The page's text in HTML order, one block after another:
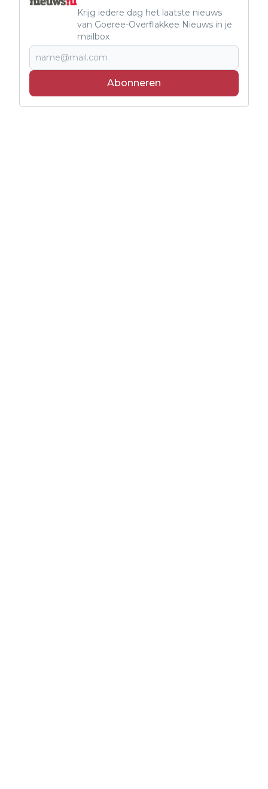
Krijg iedere dag het laatste nieuws
van Goeree-Overflakkee Nieuws in je
mailbox
Abonneren